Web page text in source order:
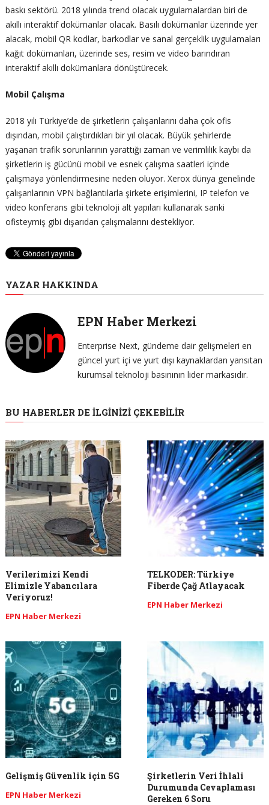
baskı sektörü. 2018 yılında trend olacak uygulamalardan biri de
akıllı interaktif dokümanlar olacak. Basılı dokümanlar üzerinde yer
alacak, mobil QR kodlar, barkodlar ve sanal gerçeklik uygulamaları
kağıt dokümanları, üzerinde ses, resim ve video barındıran
interaktif akıllı dokümanlara dönüştürecek.
Mobil Çalışma
2018 yılı Türkiye’de de şirketlerin çalışanlarını daha çok ofis
dışından, mobil çalıştırdıkları bir yıl olacak. Büyük şehirlerde
yaşanan trafik sorunlarının yarattığı zaman ve verimlilik kaybı da
şirketlerin iş gücünü mobil ve esnek çalışma saatleri içinde
çalışmaya yönlendirmesine neden oluyor. Xerox dünya genelinde
çalışanlarının VPN bağlantılarla şirkete erişimlerini, IP telefon ve
video konferans gibi teknoloji alt yapıları kullanarak sanki
ofisteymiş gibi dışarıdan çalışmalarını destekliyor.
YAZAR HAKKINDA
EPN Haber Merkezi
Enterprise Next, gündeme dair gelişmeleri en
güncel yurt içi ve yurt dışı kaynaklardan yansıtan
kurumsal teknoloji basınının lider markasıdır.
BU HABERLER DE İLGINIZI ÇEKEBILIR
Verilerimizi Kendi
Elimizle Yabancılara
Veriyoruz!
EPN Haber Merkezi
TELKODER: Türkiye
Fiberde Çağ Atlayacak
EPN Haber Merkezi
Gelişmiş Güvenlik için 5G
EPN Haber Merkezi
Şirketlerin Veri İhlali
Durumunda Cevaplaması
Gereken 6 Soru